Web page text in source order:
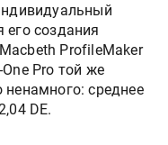
его создания
ProfileMaker
Pro той же
среднее
DЕ.